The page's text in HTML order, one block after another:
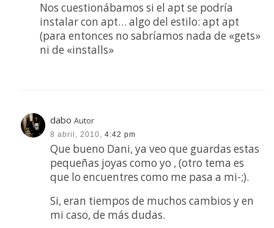
Nos cuestionábamos si el apt se podría
instalar con apt… algo del estilo: apt apt
(para entonces no sabríamos nada de «gets»
ni de «installs»
dabo Autor
8 abril, 2010, 4:42 pm
Que bueno Dani, ya veo que guardas estas
pequeñas joyas como yo , (otro tema es
que lo encuentres como me pasa a mi-;).
Si, eran tiempos de muchos cambios y en
mi caso, de más dudas.